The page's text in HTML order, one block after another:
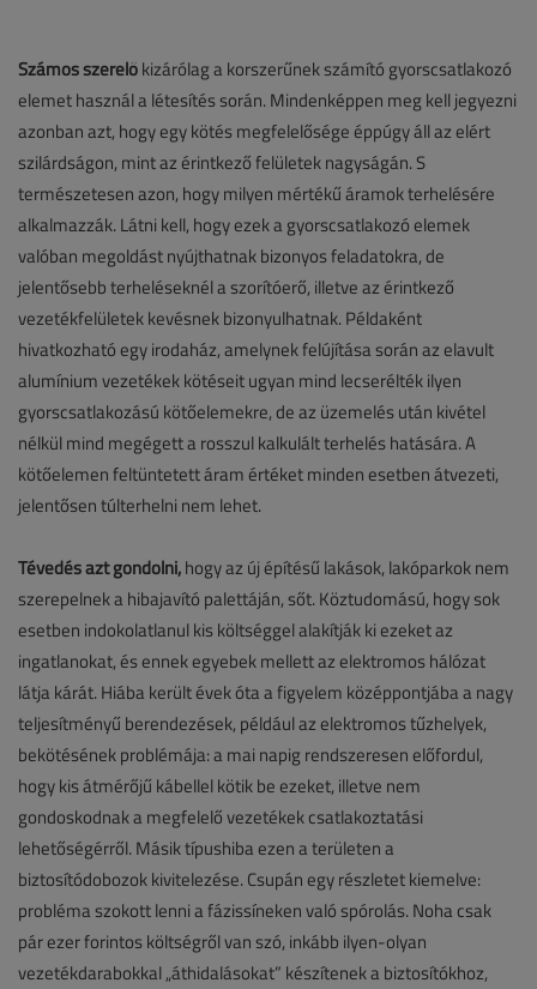
Számos szerelőkizárólag a korszerűnek számító gyorscsatlakozó
elemet használ a létesítés során. Mindenképpen meg kell jegyezni
azonban azt, hogy egy kötés megfelelősége éppúgy áll az elért
szilárdságon, mint az érintkező felületek nagyságán. S
természetesen azon, hogy milyen mértékű áramok terhelésére
alkalmazzák. Látni kell, hogy ezek a gyorscsatlakozó elemek
valóban megoldást nyújthatnak bizonyos feladatokra, de
jelentősebb terheléseknél a szorítóerő, illetve az érintkező
vezetékfelületek kevésnek bizonyulhatnak. Példaként
hivatkozható egy irodaház, amelynek felújítása során az elavult
alumínium vezetékek kötéseit ugyan mind lecserélték ilyen
gyorscsatlakozású kötőelemekre, de az üzemelés után kivétel
nélkül mind megégett a rosszul kalkulált terhelés hatására. A
kötőelemen feltüntetett áram értéket minden esetben átvezeti,
jelentősen túlterhelni nem lehet.
Tévedés azt gondolni,hogy az új építésű lakások, lakóparkok nem
szerepelnek a hibajavító palettáján, sőt. Köztudomású, hogy sok
esetben indokolatlanul kis költséggel alakítják ki ezeket az
ingatlanokat, és ennek egyebek mellett az elektromos hálózat
látja kárát. Hiába került évek óta a figyelem középpontjába a nagy
teljesítményű berendezések, például az elektromos tűzhelyek,
bekötésének problémája: a mai napig rendszeresen előfordul,
hogy kis átmérőjű kábellel kötik be ezeket, illetve nem
gondoskodnak a megfelelő vezetékek csatlakoztatási
lehetőségérről. Másik típushiba ezen a területen a
biztosítódobozok kivitelezése. Csupán egy részletet kiemelve:
probléma szokott lenni a fázissíneken való spórolás. Noha csak
pár ezer forintos költségről van szó, inkább ilyen-olyan
vezetékdarabokkal „áthidalásokat” készítenek a biztosítókhoz,